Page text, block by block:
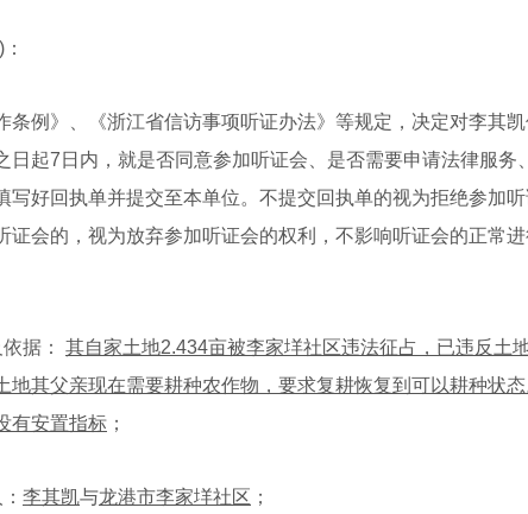
例》、《浙江省信访事项听证办法》等规定，决定对李其凯
日起7日内，就是否同意参加听证会、是否需要申请法律服务
写好回执单并提交至本单位。不提交回执单的视为拒绝参加
证会的，视为放弃参加听证会的权利，不影响听证会的正常
据： 其自家土地2.434亩被李家垟社区违法征占，已违反土
地其父亲现在需要耕种农作物，要求复耕恢复到可以耕种状
有安置指标 ；
李其凯与龙港市李家垟社区 ；